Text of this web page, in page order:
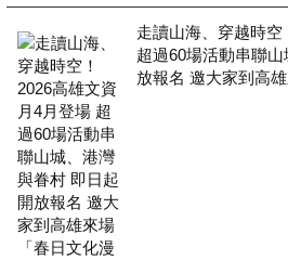
走讀山海、穿越時
超過60場活動串聯
放報名 邀大家到高